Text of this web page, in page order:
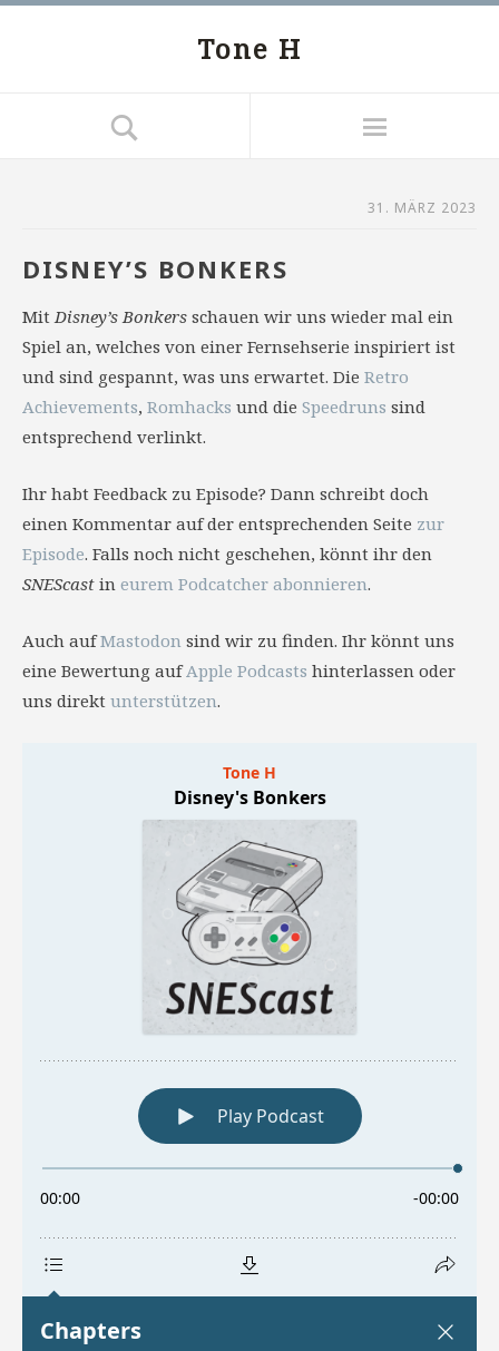
Tone H
31. MÄRZ 2023
DISNEY’S BONKERS
MitDisney’s Bonkers schauen wir uns wieder mal ein
Spiel an, welches von einer Fernsehserie inspiriert ist
und sind gespannt, was uns erwartet. Die Retro
Achievements, Romhacks und die Speedruns sind
entsprechend verlinkt.
Ihr habt Feedback zu Episode? Dann schreibt doch
einen Kommentar auf der entsprechenden Seite zur
Episode. Falls noch nicht geschehen, könnt ihr den
SNEScast in eurem Podcatcher abonnieren.
Auch aufMastodon sind wir zu finden. Ihr könnt uns
eine Bewertung aufApple Podcasts hinterlassen oder
uns direkt unterstützen.